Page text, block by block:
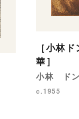
［小林
華］
小林 ド
c.1955